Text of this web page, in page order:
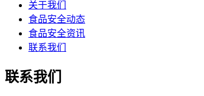
关于我们
食品安全动态
食品安全资讯
联系我们
联系我们